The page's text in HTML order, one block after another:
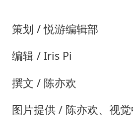
策划 / 悦游编辑部
编辑 / Iris Pi
撰文 / 陈亦欢
图片提供 / 陈亦欢、视